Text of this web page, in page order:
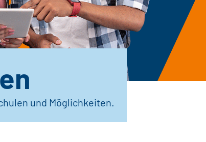
und Möglichkeiten.